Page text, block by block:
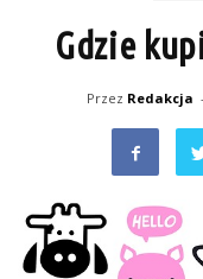
Gdzie
Przez Redakcja -